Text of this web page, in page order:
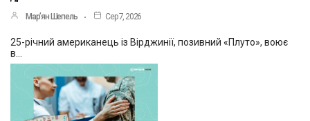
Мар’ян Шепель Сер 7, 2026
25-річний американець із Вірджинії, позивний «Плуто», воює
в…